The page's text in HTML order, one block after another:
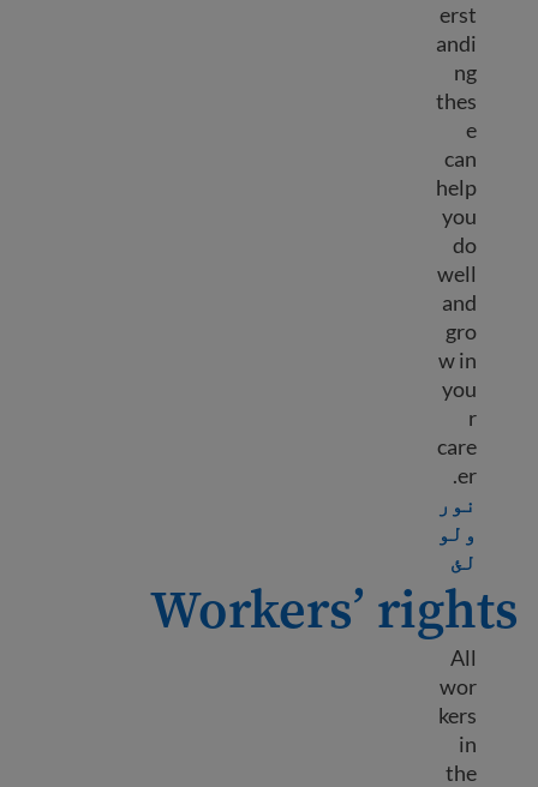
erst
andi
ng
thes
e
can
help
you
do
well
and
gro
w in
you
r
care
er.
نور
ولو
لئLearn more about Workplace success
Workers’ rights
All
wor
kers
in
the